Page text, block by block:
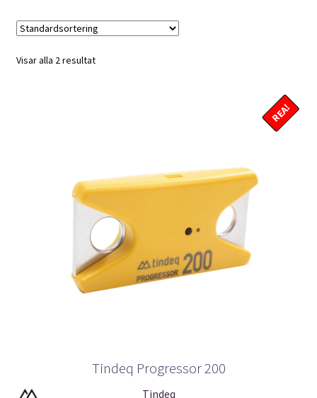
Visar alla 2 resultat
Tindeq Progressor 200
Tindeq
REA!